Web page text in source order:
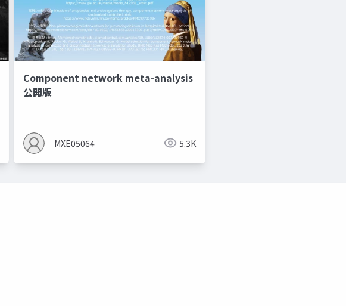
Component network meta-analysis
公開版
MXE05064 5.3K